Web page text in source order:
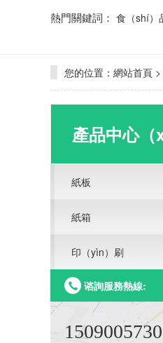
熱門關鍵詞： 食（shí）
您的位置： 網站首頁 >
產品中心（
紙板
紙箱
印（yìn）刷
谘詢服務熱線: